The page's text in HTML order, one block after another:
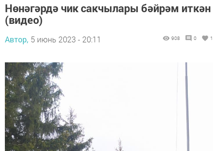
Нөнәгәрдә чик сакчылары бәйрәм иткән
(видео)
Автор, 5 июнь 2023 - 20:11 908 0 1